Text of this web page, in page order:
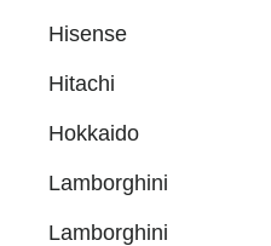
Hisense
Hitachi
Hokkaido
Lamborghini
Lamborghini